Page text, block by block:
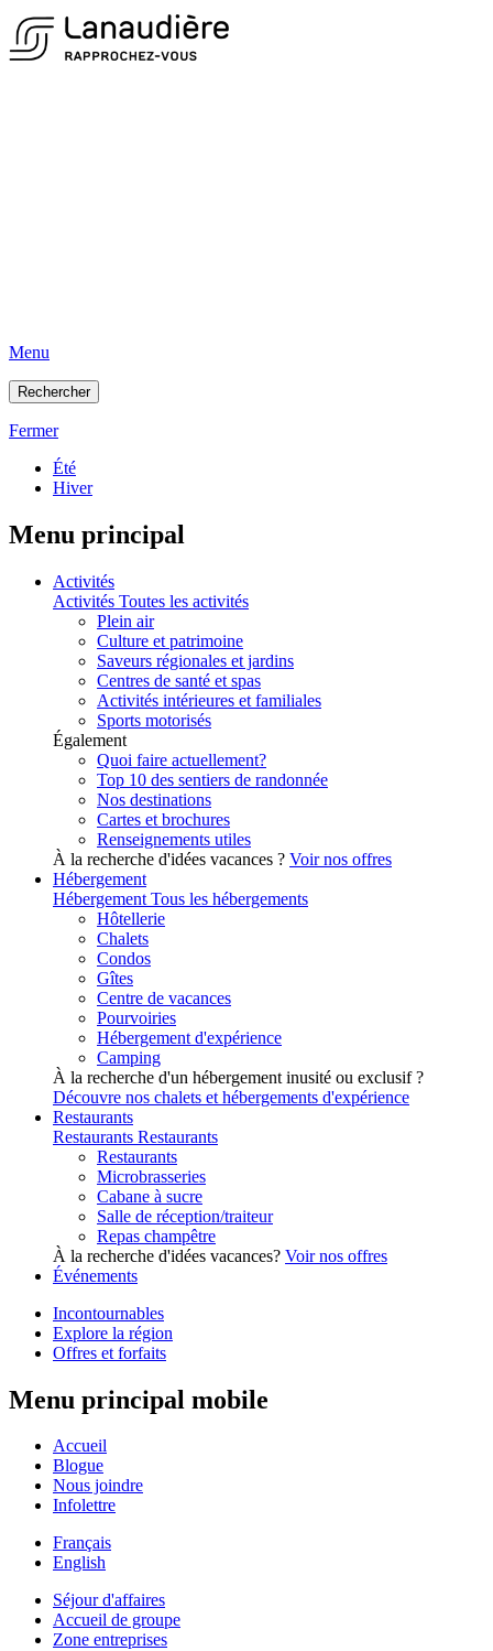
Menu
Rechercher
Fermer
Été
Hiver
Menu principal
Activités
Activités Toutes les activités
Plein air
Culture et patrimoine
Saveurs régionales et jardins
Centres de santé et spas
Activités intérieures et familiales
Sports motorisés
Également
Quoi faire actuellement?
Top 10 des sentiers de randonnée
Nos destinations
Cartes et brochures
Renseignements utiles
À la recherche d'idées vacances ? Voir nos offres
Hébergement
Hébergement Tous les hébergements
Hôtellerie
Chalets
Condos
Gîtes
Centre de vacances
Pourvoiries
Hébergement d'expérience
Camping
À la recherche d'un hébergement inusité ou exclusif ?
Découvre nos chalets et hébergements d'expérience
Restaurants
Restaurants Restaurants
Restaurants
Microbrasseries
Cabane à sucre
Salle de réception/traiteur
Repas champêtre
À la recherche d'idées vacances? Voir nos offres
Événements
Incontournables
Explore la région
Offres et forfaits
Menu principal mobile
Accueil
Blogue
Nous joindre
Infolettre
Français
English
Séjour d'affaires
Accueil de groupe
Zone entreprises